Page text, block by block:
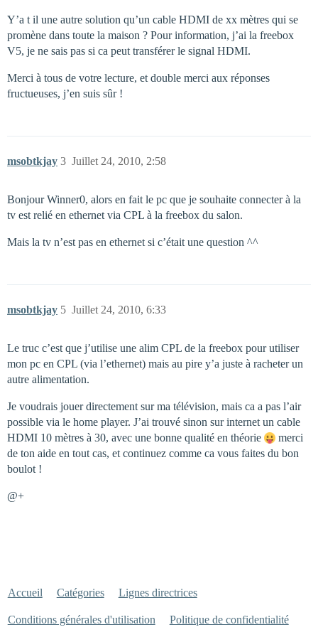
Y’a t il une autre solution qu’un cable HDMI de xx mètres qui se
promène dans toute la maison ? Pour information, j’ai la freebox
V5, je ne sais pas si ca peut transférer le signal HDMI.
Merci à tous de votre lecture, et double merci aux réponses
fructueuses, j’en suis sûr !
msobtkjay Juillet 24, 2010, 2:58
3
Bonjour Winner0, alors en fait le pc que je souhaite connecter à la
tv est relié en ethernet via CPL à la freebox du salon.
Mais la tv n’est pas en ethernet si c’était une question ^^
msobtkjay Juillet 24, 2010, 6:33
5
Le truc c’est que j’utilise une alim CPL de la freebox pour utiliser
mon pc en CPL (via l’ethernet) mais au pire y’a juste à racheter un
autre alimentation.
Je voudrais jouer directement sur ma télévision, mais ca a pas l’air
possible via le home player. J’ai trouvé sinon sur internet un cable
HDMI 10 mètres à 30, avec une bonne qualité en théorie
merci
de ton aide en tout cas, et continuez comme ca vous faites du bon
boulot !
@+
Accueil Catégories Lignes directrices
Conditions générales d'utilisation Politique de confidentialité